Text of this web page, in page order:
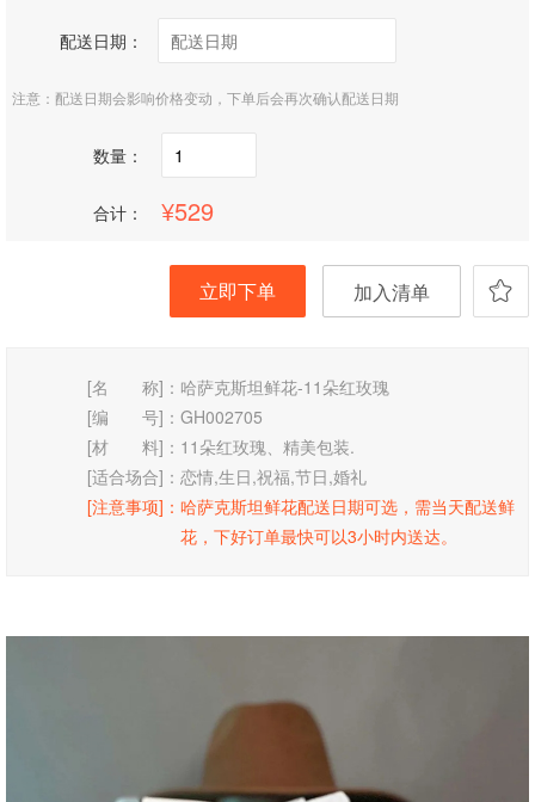
配送日期：
注意：配送日期会影响价格变动，下单后会再次确认配送日期
数量：
合计： 529
立即下单 加入清单
[名 称]： 哈萨克斯坦鲜花-11朵红玫瑰
[编 号]：GH002705
[材 料]： 11朵红玫瑰、精美包装.
[适合场合]：恋情,生日,祝福,节日,婚礼
[注意事项]：哈萨克斯坦鲜花配送日期可选，需当天配送鲜
花，下好订单最快可以3小时内送达。